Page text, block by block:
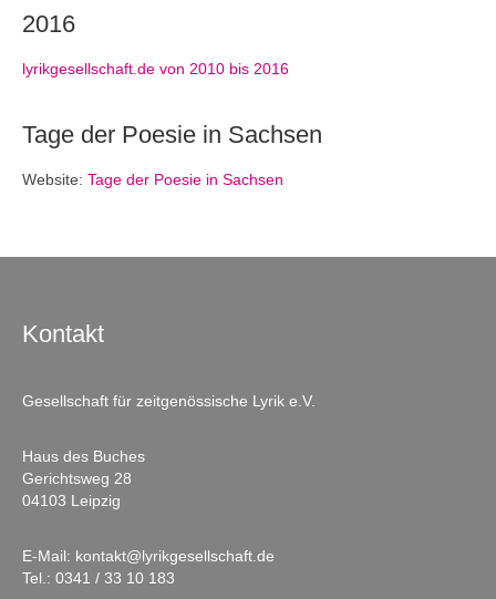
2016
lyrikgesellschaft.de von 2010 bis 2016
Tage der Poesie in Sachsen
Website: Tage der Poesie in Sachsen
Kontakt
Gesellschaft für zeitgenössische Lyrik e.V.
Haus des Buches
Gerichtsweg 28
04103 Leipzig
E-Mail: kontakt@lyrikgesellschaft.de
Tel.: 0341 / 33 10 183